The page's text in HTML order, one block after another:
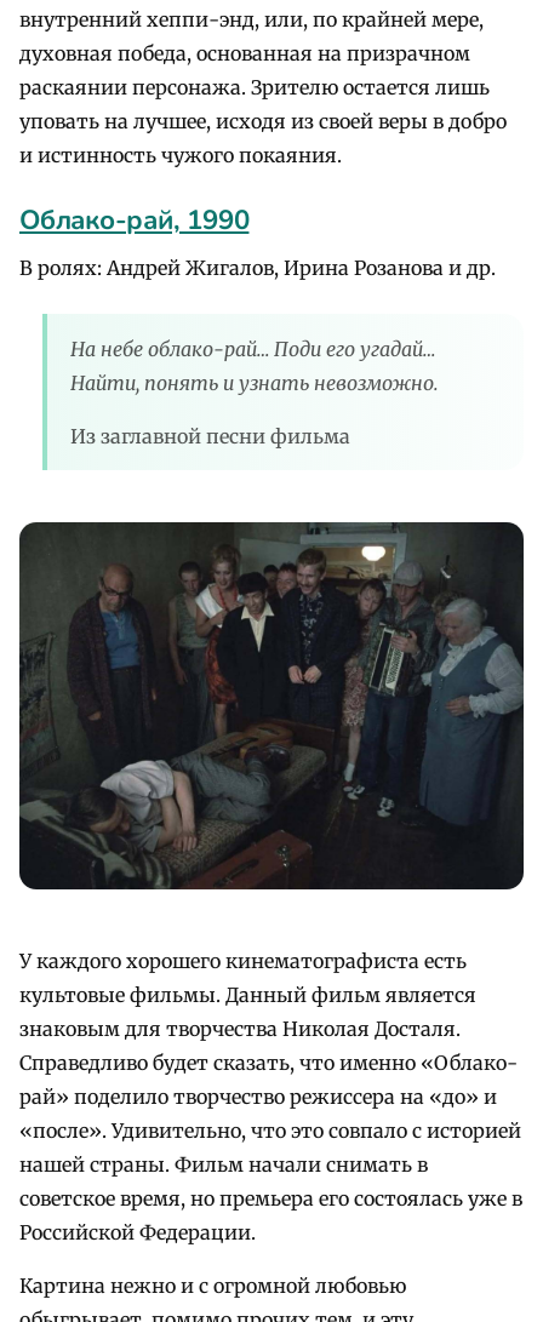
внутренний хеппи-энд, или, по крайней мере,
духовная победа, основанная на призрачном
раскаянии персонажа. Зрителю остается лишь
уповать на лучшее, исходя из своей веры в добро
и истинность чужого покаяния.
Облако-рай, 1990
В ролях: Андрей Жигалов, Ирина Розанова и др.
На небе облако-рай… Поди его угадай…
Найти, понять и узнать невозможно.
Из заглавной песни фильма
У каждого хорошего кинематографиста есть
культовые фильмы. Данный фильм является
знаковым для творчества Николая Досталя.
Справедливо будет сказать, что именно «Облако-
рай» поделило творчество режиссера на «до» и
«после». Удивительно, что это совпало с историей
нашей страны. Фильм начали снимать в
советское время, но премьера его состоялась уже в
Российской Федерации.
Картина нежно и с огромной любовью